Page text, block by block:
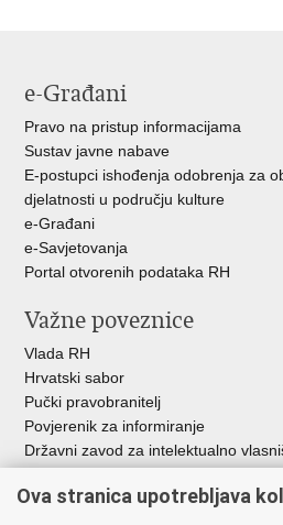
e-Građani
Pravo na pristup informacijama
Sustav javne nabave
E-postupci ishođenja odobrenja za
djelatnosti u području kulture
e-Građani
e-Savjetovanja
Portal otvorenih podataka RH
Važne poveznice
Vlada RH
Hrvatski sabor
Pučki pravobranitelj
Povjerenik za informiranje
Državni zavod za intelektualno
HAKOM
Ova stranica upotrebljava